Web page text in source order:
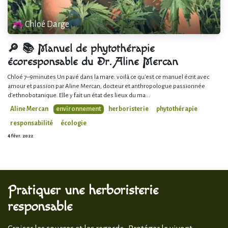
Chloé Darge
🔎 📚 Manuel de phytothérapie
écoresponsable du Dr. Aline Mercan
Chloé 7–9minutes Un pavé dans la mare: voilà ce qu’est ce manuel écrit avec
amour et passion par Aline Mercan, docteur et anthropologue passionnée
d’ethnobotanique. Elle y fait un état des lieux du ma...
Aline Mercan environnement herboristerie
phytothérapie
responsabilité
écologie
4 févr. 2022
Pratiquer une herboristerie
responsable